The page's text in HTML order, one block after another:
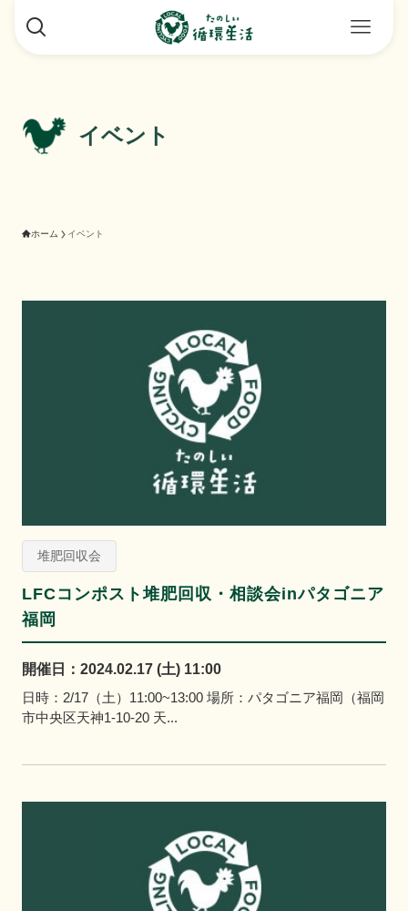
イベント
ホーム イベント
堆肥回収会
LFCコンポスト堆肥回収・相談会inパタゴニア
福岡
開催日：2024.02.17 (土) 11:00
日時：2/17（土）11:00~13:00 場所：パタゴニア福岡（福岡
市中央区天神1-10-20 天...